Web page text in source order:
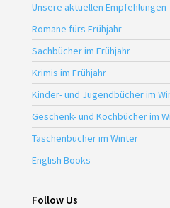
Unsere aktuellen Empfehlungen
Romane fürs Frühjahr
Sachbücher im Frühjahr
Krimis im Frühjahr
Kinder- und Jugendbücher im
Geschenk- und Kochbücher im
Taschenbücher im Winter
English Books
Follow Us